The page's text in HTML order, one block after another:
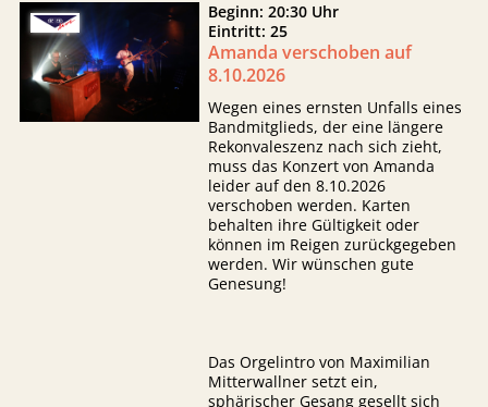
Beginn: 20:30 Uhr
Eintritt: 25
Amanda verschoben auf
8.10.2026
Wegen eines ernsten Unfalls eines
Bandmitglieds, der eine längere
Rekonvaleszenz nach sich zieht,
muss das Konzert von Amanda
leider auf den 8.10.2026
verschoben werden. Karten
behalten ihre Gültigkeit oder
können im Reigen zurückgegeben
werden. Wir wünschen gute
Genesung!
Das Orgelintro von Maximilian
Mitterwallner setzt ein,
sphärischer Gesang gesellt sich